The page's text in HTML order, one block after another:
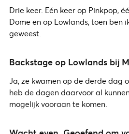
Drie keer. Eén keer op Pinkpop,
Dome en op Lowlands, toen ben
geweest.
Backstage op Lowlands bij
Ja, ze kwamen op de derde dag
heb de dagen daarvoor al
mogelijk vooraan te komen.